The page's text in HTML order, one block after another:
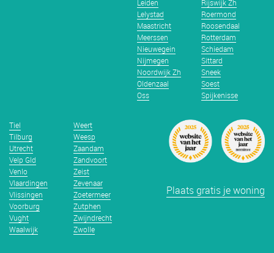
Leiden
Lelystad
Maastricht
Meerssen
Nieuwegein
Nijmegen
Noordwijk Zh
Oldenzaal
Oss
Rijswijk Zh
Roermond
Roosendaal
Rotterdam
Schiedam
Sittard
Sneek
Soest
Spijkenisse
Tiel
Tilburg
Utrecht
Velp Gld
Venlo
Vlaardingen
Vlissingen
Voorburg
Vught
Waalwijk
Weert
Weesp
Zaandam
Zandvoort
Zeist
Zevenaar
Zoetermeer
Zutphen
Zwijndrecht
Zwolle
Plaats gratis je woning